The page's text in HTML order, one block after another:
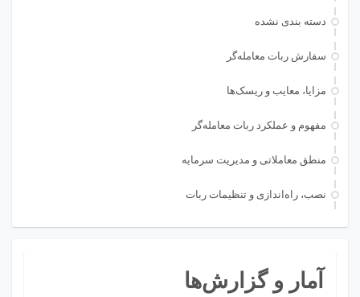
دسته بندی نشده
سفارش ربات معامله‌گر
مزایا، معایب و ریسک‌ها
مفهوم و عملکرد ربات معامله‌گر
منطق معاملاتی و مدیریت سرمایه
نصب، راه‌اندازی و تنظیمات ربات
آمار و گزارش‌ها